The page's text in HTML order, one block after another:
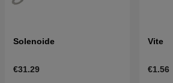
Solenoide
€31.29
Vite
€1.56